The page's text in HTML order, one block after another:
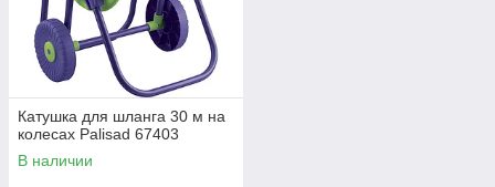
Катушка для шланга 30 м на
колесах Palisad 67403
В наличии